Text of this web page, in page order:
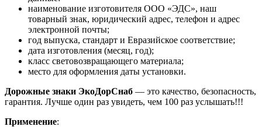
наименование изготовителя ООО «ЭДС», наш
товарный знак, юридический адрес, телефон и адрес
электронной почты;
год выпуска, стандарт и Евразийское соответствие;
дата изготовления (месяц, год);
класс световозвращающего материала;
место для оформления даты установки.
Дорожные знаки ЭкоДорСнаб — это качество, безопасность,
гарантия. Лучше один раз увидеть, чем 100 раз услышать!!!
Применение: